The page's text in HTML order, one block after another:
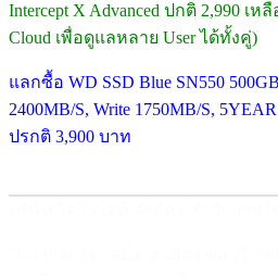
Intercept X Advanced ปกติ 2,990 เ
Cloud เพื่อดูแลหลาย User ได้ทั้งคู่)
แลกซื้อ WD SSD Blue SN550
2400MB/S, Write 1750MB/S,
ปรกติ 3,900 บาท